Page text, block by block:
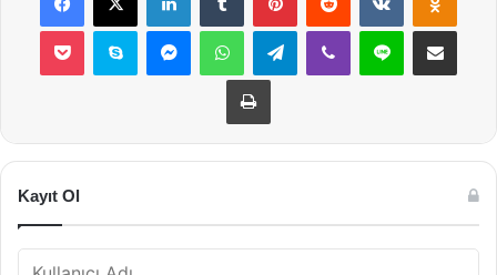
Pocket Skype MessengerWhatsAppTelegramViber Line E-Posta ile
Yazdır
Kayıt Ol